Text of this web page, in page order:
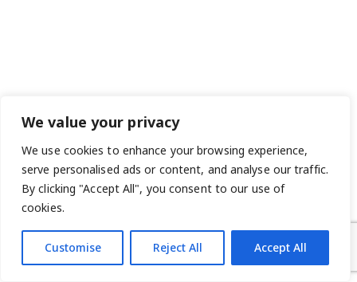
We value your privacy
We use cookies to enhance your browsing experience,
serve personalised ads or content, and analyse our traffic.
By clicking "Accept All", you consent to our use of
cookies.
Customise Reject All Accept All